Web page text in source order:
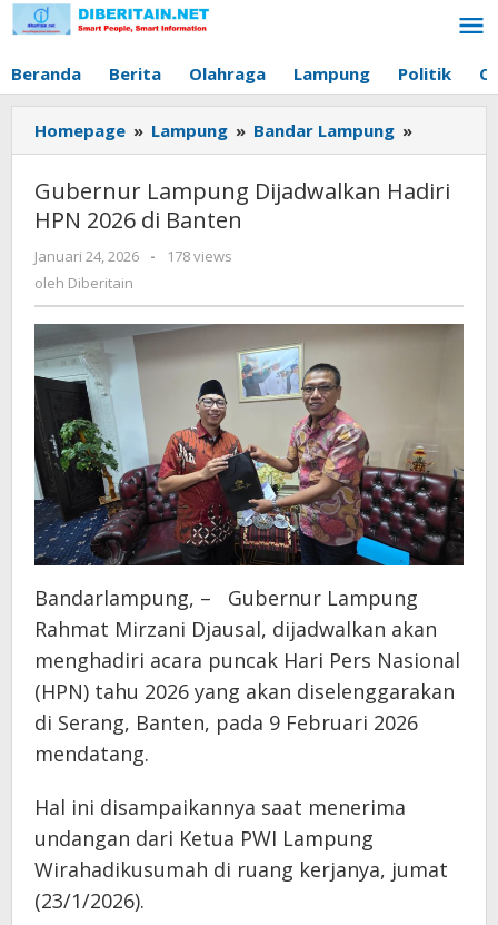
Lewati
ke
Beranda Berita Olahraga Lampung Politik
Homepage » Lampung » Bandar Lampung »
Lampung
Hadiri
Banten
Gubernur Lampung Dijadwalkan Hadiri
HPN 2026 di Banten
Januari 24, 2026
oleh
-
178 views
oleh Diberitain
Bandarlampung, – Gubernur Lampung
Rahmat Mirzani Djausal, dijadwalkan akan
menghadiri acara puncak Hari Pers Nasional
(HPN) tahu 2026 yang akan diselenggarakan
di Serang, Banten, pada 9 Februari 2026
mendatang.
Hal ini disampaikannya saat menerima
undangan dari Ketua PWI Lampung
Wirahadikusumah di ruang kerjanya, jumat
(23/1/2026).